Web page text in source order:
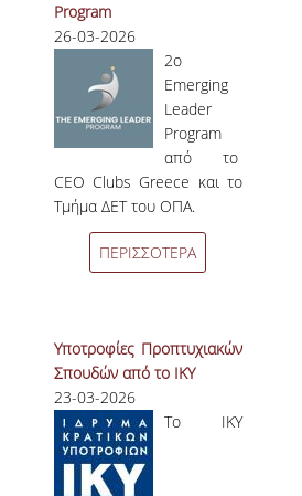
Program
26-03-2026
2ο
Emerging
Leader
Program
από το
CEO Clubs Greece και το
Τμήμα ΔΕΤ του ΟΠΑ.
ΠΕΡΙΣΣΟΤΕΡΑ
Υποτροφίες Προπτυχιακών
Σπουδών από το ΙΚΥ
23-03-2026
Το IKY